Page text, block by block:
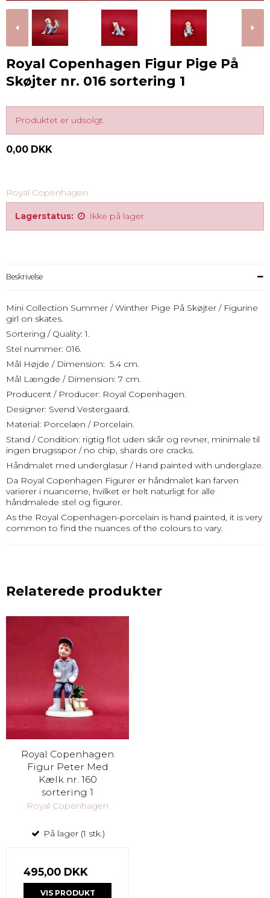
Royal Copenhagen Figur Pige På
Skøjter nr. 016 sortering 1
Produktet er udsolgt.
0,00 DKK
Royal Copenhagen
Lagerstatus: Ikke på lager
Beskrivelse
Mini Collection Summer / Winther Pige På Skøjter / Figurine
girl on skates.
Sortering / Quality: 1.
Stel nummer: 016.
Mål Højde / Dimension: 5.4 cm.
Mål Længde / Dimension: 7 cm.
Producent / Producer: Royal Copenhagen.
Designer: Svend Vestergaard.
Material: Porcelæn / Porcelain.
Stand / Condition: rigtig flot uden skår og revner, minimale til
ingen brugsspor / no chip, shards ore cracks.
Håndmalet med underglasur / Hand painted with underglaze.
Da Royal Copenhagen Figurer er håndmalet kan farven
varierer i nuancerne, hvilket er helt naturligt for alle
håndmalede stel og figurer.
As the Royal Copenhagen-porcelain is hand painted, it is very
common to find the nuances of the colours to vary.
Relaterede produkter
Royal Copenhagen
Figur Peter Med
Kælk nr. 160
sortering 1
Royal Copenhagen
På lager (1 stk.)
495,00 DKK
VIS PRODUKT